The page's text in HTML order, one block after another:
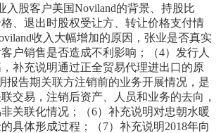
入股客户美国Noviland的背景、持股比
、退出时股权受让方、转让价格支付情
收入大幅增加的原因，张业是否真实
户销售是否造成不利影响；（4）发行人
补充说明通过正全贸易代理进出口的原
报告期关联方注销前的业务开展情况，是
交易，注销后资产、人员和业务的去向，
关联化情况；（6）补充说明对忠朝水暖
具体形成过程；（7）补充说明2018年向